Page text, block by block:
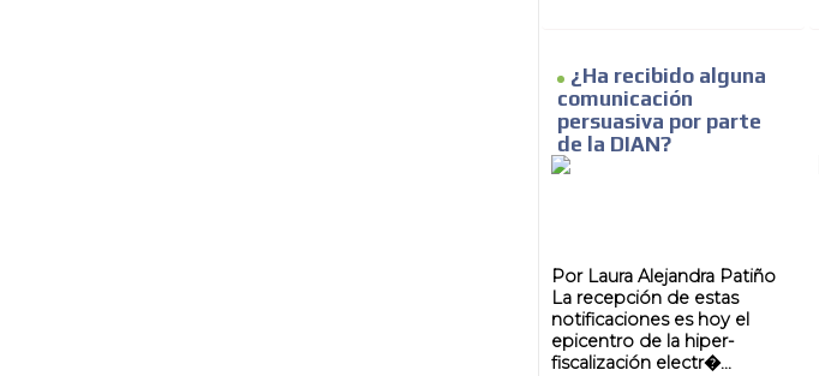
¿Ha recibido alguna
comunicación
persuasiva por parte
de la DIAN?
Por Laura Alejandra Patiño
La recepción de estas
notificaciones es hoy el
epicentro de la hiper-
fiscalización electr�...